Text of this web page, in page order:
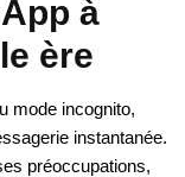
à
ère
mode incognito,
instantanée.
préoccupations,